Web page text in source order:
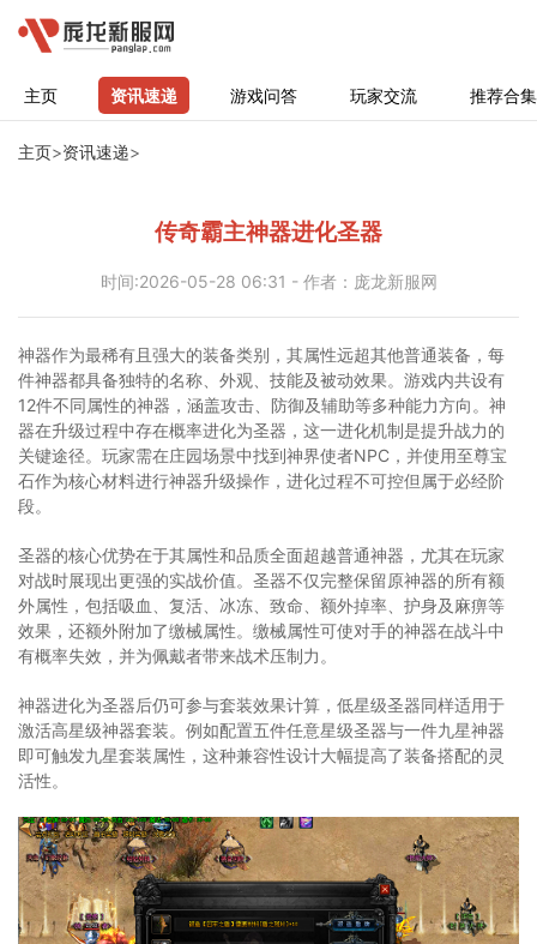
主页 资讯速递 游戏问答 玩家交流 推荐合集
主页>资讯速递>
传奇霸主神器进化圣器
时间:2026-05-28 06:31 - 作者：庞龙新服网
神器作为最稀有且强大的装备类别，其属性远超其他普通装备，每
件神器都具备独特的名称、外观、技能及被动效果。游戏内共设有
12件不同属性的神器，涵盖攻击、防御及辅助等多种能力方向。神
器在升级过程中存在概率进化为圣器，这一进化机制是提升战力的
关键途径。玩家需在庄园场景中找到神界使者NPC，并使用至尊宝
石作为核心材料进行神器升级操作，进化过程不可控但属于必经阶
段。
圣器的核心优势在于其属性和品质全面超越普通神器，尤其在玩家
对战时展现出更强的实战价值。圣器不仅完整保留原神器的所有额
外属性，包括吸血、复活、冰冻、致命、额外掉率、护身及麻痹等
效果，还额外附加了缴械属性。缴械属性可使对手的神器在战斗中
有概率失效，并为佩戴者带来战术压制力。
神器进化为圣器后仍可参与套装效果计算，低星级圣器同样适用于
激活高星级神器套装。例如配置五件任意星级圣器与一件九星神器
即可触发九星套装属性，这种兼容性设计大幅提高了装备搭配的灵
活性。